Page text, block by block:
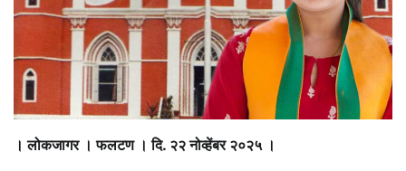
। लोकजागर । फलटण । दि. २२ नोव्हेंबर २०२५ ।